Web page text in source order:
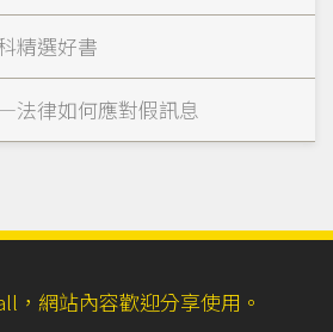
精選好書
法律如何應對假訊息
，網站內容歡迎分享使用。